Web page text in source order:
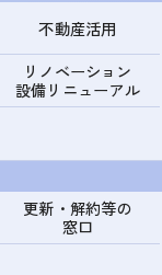
不動産活用
リノベーション
設備リニューアル
更新・解約等の
窓口